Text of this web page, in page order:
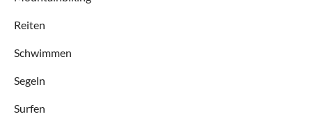
Reiten
Schwimmen
Segeln
Surfen